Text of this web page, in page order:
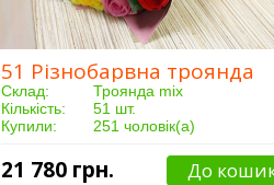
51 Різнобарвна троянда
Склад:
Троянда mix
Кількість:
51 шт.
Купили:
251 чоловік(а)
21 780 грн. До